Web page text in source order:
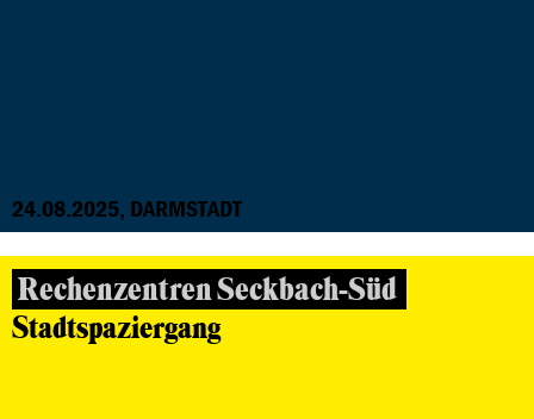
24.08.2025, DARMSTADT
Rechenzentren Seckbach-Süd
Stadtspaziergang